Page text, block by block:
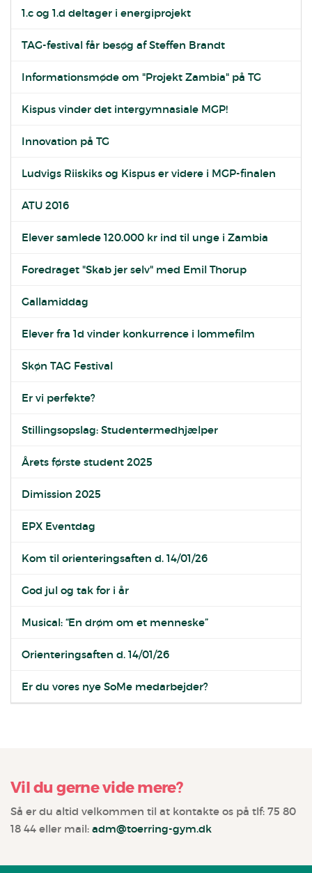
1.c og 1.d deltager i energiprojekt
TAG-festival får besøg af Steffen Brandt
Informationsmøde om "Projekt Zambia" på TG
Kispus vinder det intergymnasiale MGP!
Innovation på TG
Ludvigs Riiskiks og Kispus er videre i MGP-finalen
ATU 2016
Elever samlede 120.000 kr ind til unge i Zambia
Foredraget "Skab jer selv" med Emil Thorup
Gallamiddag
Elever fra 1d vinder konkurrence i lommefilm
Skøn TAG Festival
Er vi perfekte?
Stillingsopslag: Studentermedhjælper
Årets første student 2025
Dimission 2025
EPX Eventdag
Kom til orienteringsaften d. 14/01/26
God jul og tak for i år
Musical: “En drøm om et menneske”
Orienteringsaften d. 14/01/26
Er du vores nye SoMe medarbejder?
Vil du gerne vide mere?
Så er du altid velkommen til at kontakte os på tlf: 75 80
18 44 eller mail: adm@toerring-gym.dk